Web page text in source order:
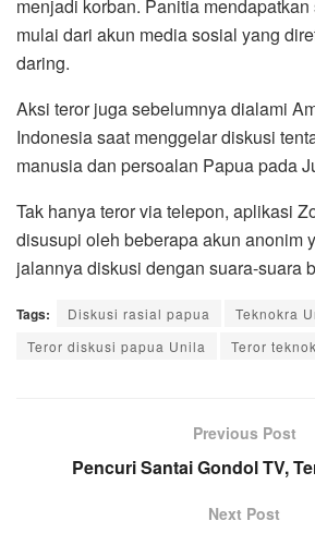
menjadi korban. Panitia
mulai dari akun media sosial yang
daring.
Aksi teror juga sebelumnya dialami
Indonesia saat menggelar diskusi
manusia dan persoalan Papua pada
Tak hanya teror via telepon, aplikasi
disusupi oleh beberapa akun anonim
jalannya diskusi dengan suara-suara
Tags: Diskusi rasial papua
Teknokra
Teror diskusi papua Unila
Teror
Previous Post
Pencuri Santai Gondol TV,
Next Post